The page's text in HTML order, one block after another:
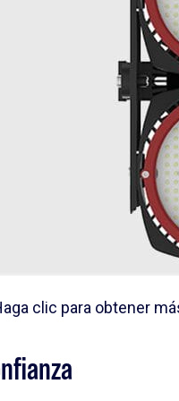
clic para obtener